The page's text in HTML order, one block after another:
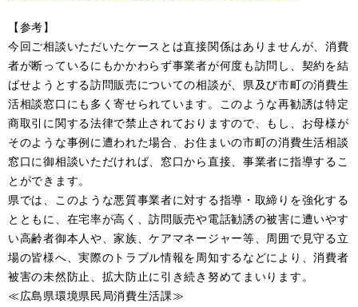
【参考】
今回ご相談いただいたケースとは直接関係はありませんが、消費
者が断っているにもかかわらず事業者が何度も訪問し、契約を結
ばせようとする訪問販売についての相談が、県及び市町の消費生
活相談窓口にも多く寄せられています。このような再勧誘は特定
商取引に関する法律で禁止されておりますので、もし、お母様が
そのような事例に遭われた場合、お住まいの市町の消費生活相談
窓口に御相談いただければ、窓口から直接、事業者に指導するこ
とができます。
県では、このような悪質事業者に対する指導・取締りを強化する
とともに、在宅率が高く、訪問販売や電話勧誘の被害に遭いやす
い高齢者御本人や、家族、ケアマネージャー等、周囲で見守る立
場の皆様へ、実際のトラブル情報を周知するなどにより、消費者
被害の未然防止、拡大防止に引き続き努めてまいります。
≪広島県環境県民局消費生活課≫